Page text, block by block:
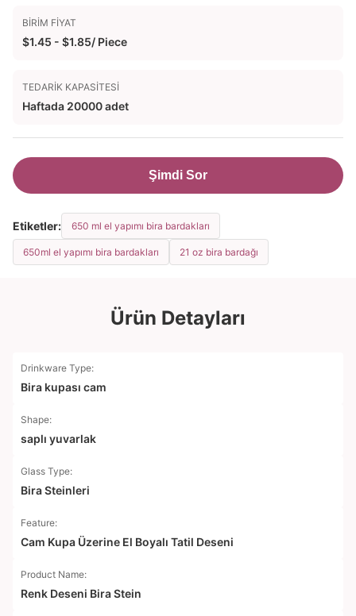
BIRIM FIYAT
$1.45 - $1.85/ Piece
TEDARIK KAPASITESI
Haftada 20000 adet
Şimdi Sor
Etiketler: 650 ml el yapımı bira bardakları
650ml el yapımı bira bardakları 21 oz bira bardağı
Ürün Detayları
Drinkware Type:
Bira kupası cam
Shape:
saplı yuvarlak
Glass Type:
Bira Steinleri
Feature:
Cam Kupa Üzerine El Boyalı Tatil Deseni
Product Name:
Renk Deseni Bira Stein